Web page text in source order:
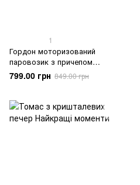
1
Гордон моторизований
паровозик з причепом
Thomas and Friends
799.00 грн 849.00 грн